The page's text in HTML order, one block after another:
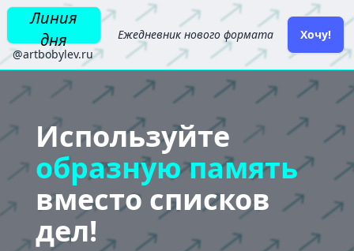
Линия
дня
@artbobylev.ru
Ежедневник нового формата Хочу!
Используйте
образную память
вместо списков
дел!